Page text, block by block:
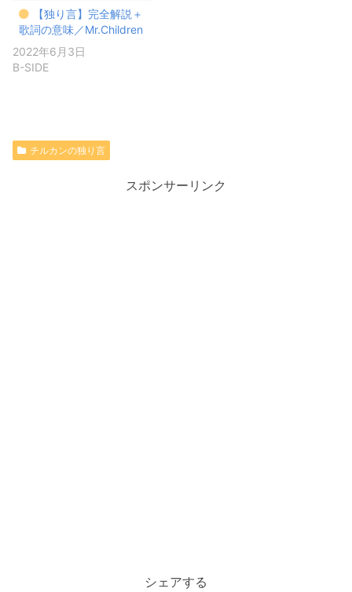
【独り言】完全解説＋
歌詞の意味／Mr.Children
2022年6月3日
B-SIDE
チルカンの独り言
スポンサーリンク
シェアする